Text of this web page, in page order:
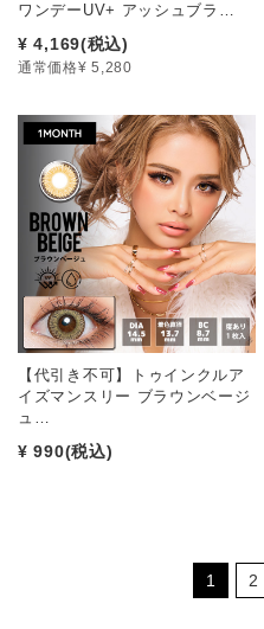
ワンデーUV+ アッシュブラ…
¥ 4,169(税込)
通常価格¥ 5,280
【代引き不可】トゥインクルア
イズマンスリー ブラウンベージ
ュ…
¥ 990(税込)
1 2